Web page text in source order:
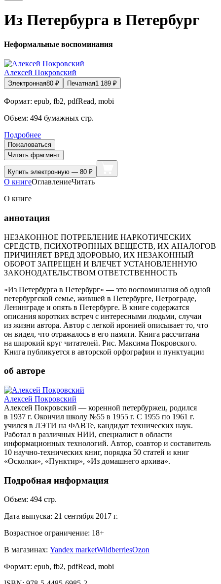
Из Петербурга в Петербург
Неформальные воспоминания
Алексей Покровский
Электронная80 ₽ Печатная1 189 ₽
Формат: epub, fb2, pdfRead, mobi
Объем: 494 бумажных стр.
Подробнее
Пожаловаться
Читать фрагмент
Купить электронную — 80 ₽
О книгеОглавлениеЧитать
О книге
аннотация
НЕЗАКОННОЕ ПОТРЕБЛЕНИЕ НАРКОТИЧЕСКИХ
СРЕДСТВ, ПСИХОТРОПНЫХ ВЕЩЕСТВ, ИХ АНАЛОГОВ
ПРИЧИНЯЕТ ВРЕД ЗДОРОВЬЮ, ИХ НЕЗАКОННЫЙ
ОБОРОТ ЗАПРЕЩЕН И ВЛЕЧЕТ УСТАНОВЛЕННУЮ
ЗАКОНОДАТЕЛЬСТВОМ ОТВЕТСТВЕННОСТЬ
«Из Петербурга в Петербург» — это воспоминания об одной
петербургской семье, жившей в Петербурге, Петрограде,
Ленинграде и опять в Петербурге. В книге содержатся
описания коротких встреч с интересными людьми, случаи
из жизни автора. Автор с легкой иронией описывает то, что
он видел, что отражалось в его памяти. Книга рассчитана
на широкий круг читателей. Рис. Максима Покровского.
Книга публикуется в авторской орфографии и пунктуации
об авторе
Алексей Покровский
Алексей Покровский — коренной петербуржец, родился
в 1937 г. Окончил школу №55 в 1955 г. С 1955 по 1961 г.
учился в ЛЭТИ на ФАВТе, кандидат технических наук.
Работал в различных НИИ, специалист в области
информационных технологий. Автор, соавтор и составитель
10 научно-технических книг, порядка 50 статей и книг
«Осколки», «Пунктир», «Из домашнего архива».
Подробная информация
Объем: 494 стр.
Дата выпуска: 21 сентября 2017 г.
Возрастное ограничение: 18+
В магазинах: Yandex marketWildberriesOzon
Формат: epub, fb2, pdfRead, mobi